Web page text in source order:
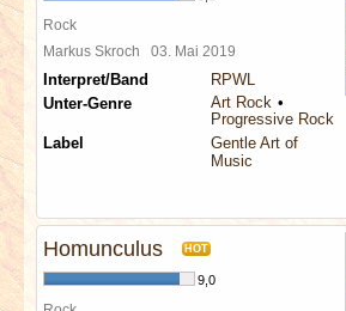
Rock
Markus Skroch 03. Mai 2019
Interpret/Band
RPWL
Unter-Genre
Art Rock
Progressive Rock
Label
Gentle Art of
Music
Homunculus HOT
9,0